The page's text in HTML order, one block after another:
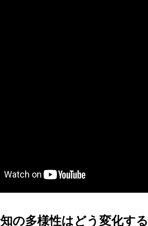
の多様性はどう変化す